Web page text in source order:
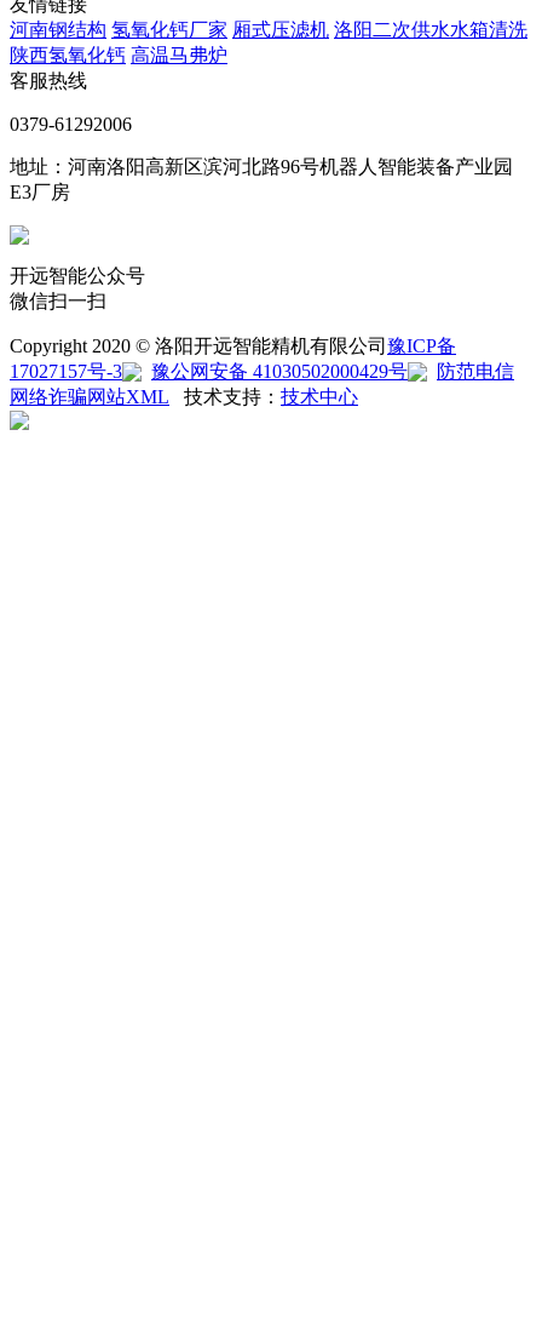
河南钢结构 氢氧化钙厂家 厢式压滤机 洛阳二次供水水箱清洗
陕西氢氧化钙 高温马弗炉
客服热线
0379-61292006
地址：河南洛阳高新区滨河北路96号机器人智能装备产业园
E3厂房
开远智能公众号
微信扫一扫
Copyright 2020 © 洛阳开远智能精机有限公司 豫ICP备
17027157号-3
豫公网安备 41030502000429号
防范电信
网络诈骗网站XML 技术支持： 技术中心